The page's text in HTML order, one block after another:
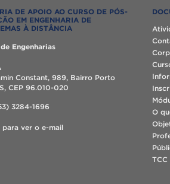
DE APOIO AO CURSO DE PÓS-
EM ENGENHARIA DE
À DISTÂNCIA
Engenharias
Constant, 989, Bairro Porto
CEP 96.010-020
3284-1696
para ver o e-mail
O
TCC